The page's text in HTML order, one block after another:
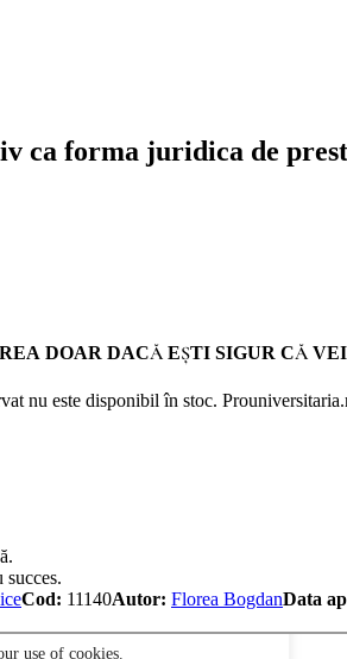
ca forma juridica de
DOAR DACĂ EŞTI SIGUR CĂ
nu este disponibil în stoc.
succes.
Cod: 11140Autor: Florea BogdanData